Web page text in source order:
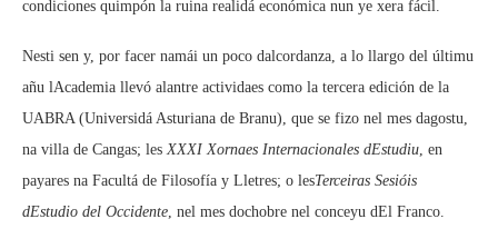
condiciones quimpón la ruina realidá económica nun ye xera fácil.
Nesti sen y, por facer namái un poco dalcordanza, a lo llargo del últimu
añu lAcademia llevó alantre actividaes como la tercera edición de la
UABRA (Universidá Asturiana de Branu), que se fizo nel mes dagostu,
na villa de Cangas; lesXXXI Xornaes Internacionales dEstudiu, en
payares na Facultá de Filosofía y Lletres; o lesTerceiras Sesióis
dEstudio del Occidente, nel mes dochobre nel conceyu dEl Franco.